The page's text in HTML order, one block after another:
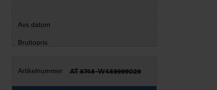
AT 5745-W459999029